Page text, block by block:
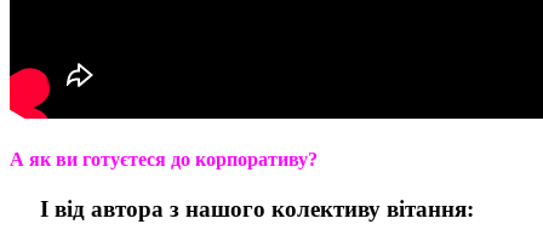
А як ви готуєтеся до корпоративу?
І від автора з нашого колективу вітання: